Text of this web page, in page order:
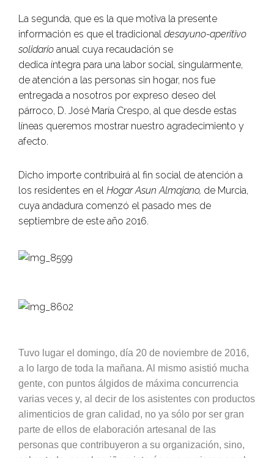
La segunda, que es la que motiva la presente
información es que el tradicional desayuno-aperitivo
solidario anual cuya recaudación se
dedica íntegra para una labor social, singularmente,
de atención a las personas sin hogar, nos fue
entregada a nosotros por expreso deseo del
párroco, D. José María Crespo, al que desde estas
líneas queremos mostrar nuestro agradecimiento y
afecto.
Dicho importe contribuirá al fin social de atención a
los residentes en el Hogar Asun Almajano, de Murcia,
cuya andadura comenzó el pasado mes de
septiembre de este año 2016.
Tuvo lugar el domingo, día 20 de noviembre de 2016,
a lo largo de toda la mañana. Al mismo asistió mucha
gente, con puntos álgidos de máxima concurrencia
varias veces y, al decir de los asistentes con productos
alimenticios de gran calidad, no ya sólo por ser gran
parte de ellos de elaboración artesanal de las
personas que contribuyeron a su organización, sino,